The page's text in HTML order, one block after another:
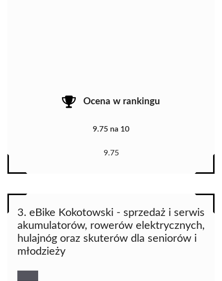
Ocena w rankingu
9.75 na 10
9.75
3. eBike Kokotowski - sprzedaż i serwis
akumulatorów, rowerów elektrycznych,
hulajnóg oraz skuterów dla seniorów i
młodzieży